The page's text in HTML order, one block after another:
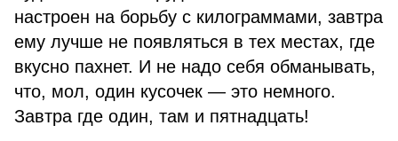
настроен на борьбу с килограммами, завтра
ему лучше не появляться в тех местах, где
вкусно пахнет. И не надо себя обманывать,
что, мол, один кусочек — это немного.
Завтра где один, там и пятнадцать!